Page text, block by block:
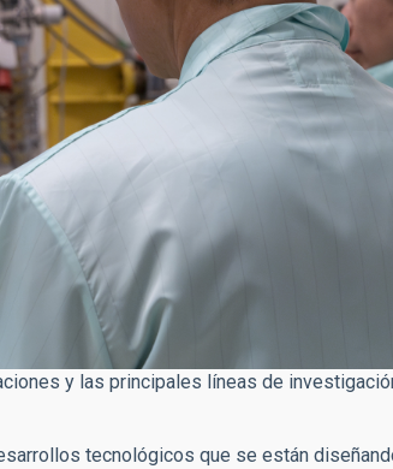
y las principales líneas de
tecnológicos que se están